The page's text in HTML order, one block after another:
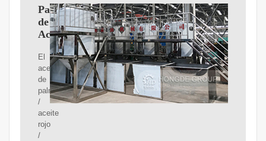
Palma
de
Aceite.
El
aceite
de
palma
/
aceite
rojo
/